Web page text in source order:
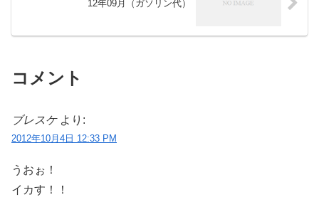
12年09月（ガソリン代）
コメント
ブレスケ より:
2012年10月4日 12:33 PM
うおぉ！
イカす！！